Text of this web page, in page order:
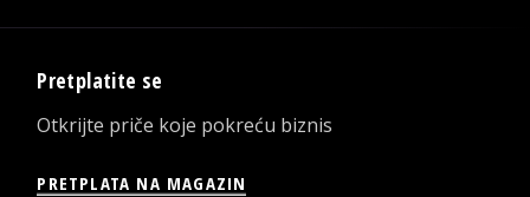
Pretplatite se
Otkrijte priče koje pokreću biznis
PRETPLATA NA MAGAZIN